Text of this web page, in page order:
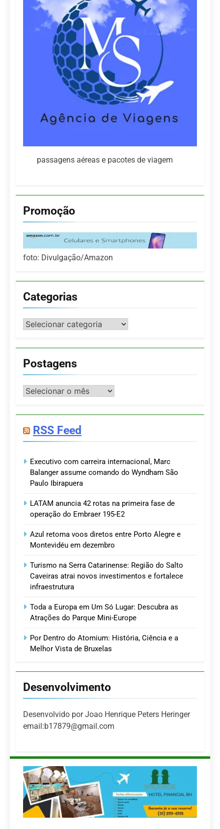
passagens aéreas e pacotes de viagem
Promoção
foto: Divulgação/Amazon
Categorias
Categorias
Postagens
Postagens
RSS Feed
Executivo com carreira internacional, Marc
Balanger assume comando do Wyndham São
Paulo Ibirapuera
LATAM anuncia 42 rotas na primeira fase de
operação do Embraer 195-E2
Azul retoma voos diretos entre Porto Alegre e
Montevidéu em dezembro
Turismo na Serra Catarinense: Região do Salto
Caveiras atrai novos investimentos e fortalece
infraestrutura
Toda a Europa em Um Só Lugar: Descubra as
Atrações do Parque Mini-Europe
Por Dentro do Atomium: História, Ciência e a
Melhor Vista de Bruxelas
Desenvolvimento
Desenvolvido por Joao Henrique Peters Heringer
email:b17879@gmail.com